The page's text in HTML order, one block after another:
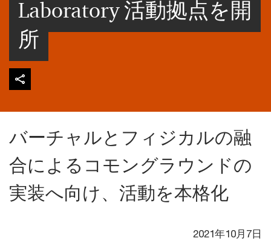
Laboratory 活動拠点を開
所
バーチャルとフィジカルの融
合によるコモングラウンドの
実装へ向け、活動を本格化
2021年10月7日